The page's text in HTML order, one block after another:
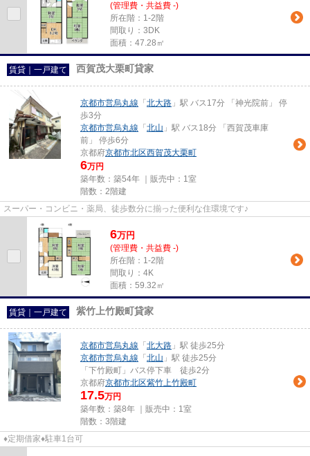
(管理費・共益費 -)
所在階：1-2階
間取り：3DK
面積：47.28㎡
賃貸｜一戸建て 西賀茂大栗町貸家
京都市営烏丸線 「 北大路 」駅 バス17分 「神光院前」 停
歩3分
京都市営烏丸線 「 北山 」駅 バス18分 「西賀茂車庫
前」 停歩6分
京都府京都市北区西賀茂大栗町
6万円
築年数：築54年 ｜販売中： 1室
階数：2階建
スーパー・コンビニ・薬局、徒歩数分に揃った便利な住環境です♪
6万円
(管理費・共益費 -)
所在階：1-2階
間取り：4K
面積：59.32㎡
賃貸｜一戸建て 紫竹上竹殿町貸家
京都市営烏丸線 「 北大路 」駅 徒歩25分
京都市営烏丸線 「 北山 」駅 徒歩25分
「下竹殿町」バス停下車 徒歩2分
京都府京都市北区紫竹上竹殿町
17.5万円
築年数：築8年 ｜販売中： 1室
階数：3階建
♦定期借家♦駐車1台可